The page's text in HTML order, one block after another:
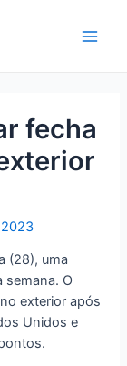
fecha
(28), uma
semana. O
exterior após
Unidos e